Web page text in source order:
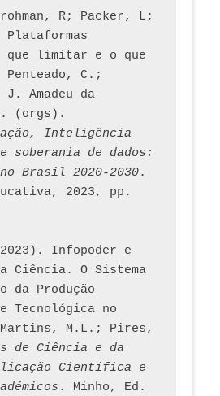
R; Packer, L;
limitar e o que
C.;
Amadeu da
Inteligência
de dados:
Brasil 2020-2030.
2023, pp.
Infopoder e
Ciência. O Sistema
da Produção
Tecnológica no
M.L.; Pires,
de Ciência e da
Científica e
. Minho, Ed.